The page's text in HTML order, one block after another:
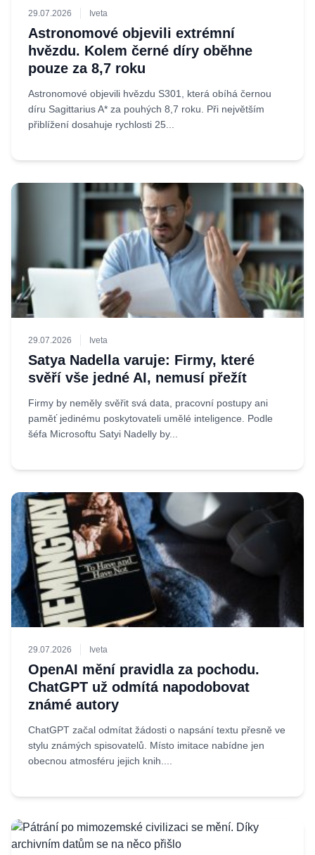
29.07.2026 Iveta
Astronomové objevili extrémní
hvězdu. Kolem černé díry oběhne
pouze za 8,7 roku
Astronomové objevili hvězdu S301, která obíhá černou
díru Sagittarius A* za pouhých 8,7 roku. Při největším
přiblížení dosahuje rychlosti 25...
29.07.2026 Iveta
Satya Nadella varuje: Firmy, které
svěří vše jedné AI, nemusí přežít
Firmy by neměly svěřit svá data, pracovní postupy ani
paměť jedinému poskytovateli umělé inteligence. Podle
šéfa Microsoftu Satyi Nadelly by...
29.07.2026 Iveta
OpenAI mění pravidla za pochodu.
ChatGPT už odmítá napodobovat
známé autory
ChatGPT začal odmítat žádosti o napsání textu přesně ve
stylu známých spisovatelů. Místo imitace nabídne jen
obecnou atmosféru jejich knih....